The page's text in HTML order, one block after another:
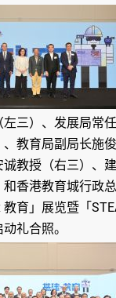
三）、发展局常
教育局副局长施俊
教授（右三）、
香港教育城行政
教育」展览暨「
礼合照。